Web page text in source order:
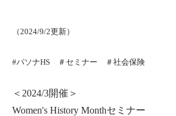
（2024/9/2更新）
#パソナHS ＃セミナー ＃社会保険
＜2024/3開催＞
Women's History Monthセミナー